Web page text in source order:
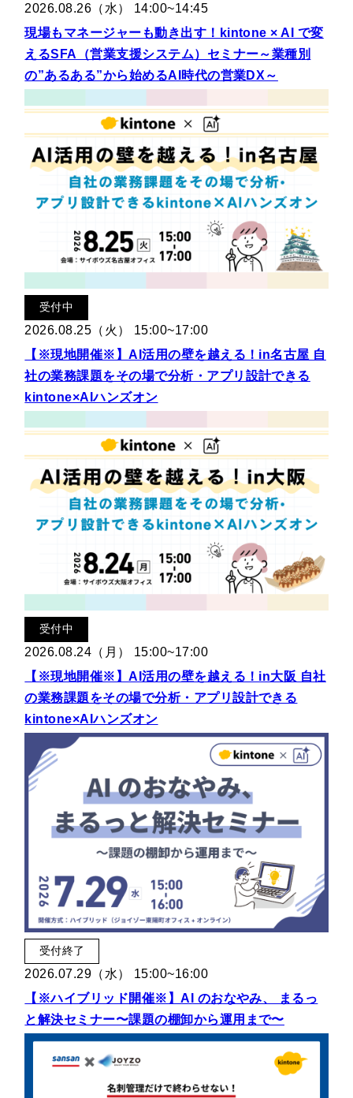
2026.08.26（水） 14:00~14:45
現場もマネージャーも動き出す！kintone × AI で変
えるSFA（営業支援システム）セミナー～業種別
の”あるある”から始めるAI時代の営業DX～
受付中
2026.08.25（火） 15:00~17:00
【※現地開催※】AI活用の壁を越える！in名古屋 自
社の業務課題をその場で分析・アプリ設計できる
kintone×AIハンズオン
受付中
2026.08.24（月） 15:00~17:00
【※現地開催※】AI活用の壁を越える！in大阪 自社
の業務課題をその場で分析・アプリ設計できる
kintone×AIハンズオン
受付終了
2026.07.29（水） 15:00~16:00
【※ハイブリッド開催※】AI のおなやみ、 まるっ
と解決セミナー〜課題の棚卸から運用まで〜